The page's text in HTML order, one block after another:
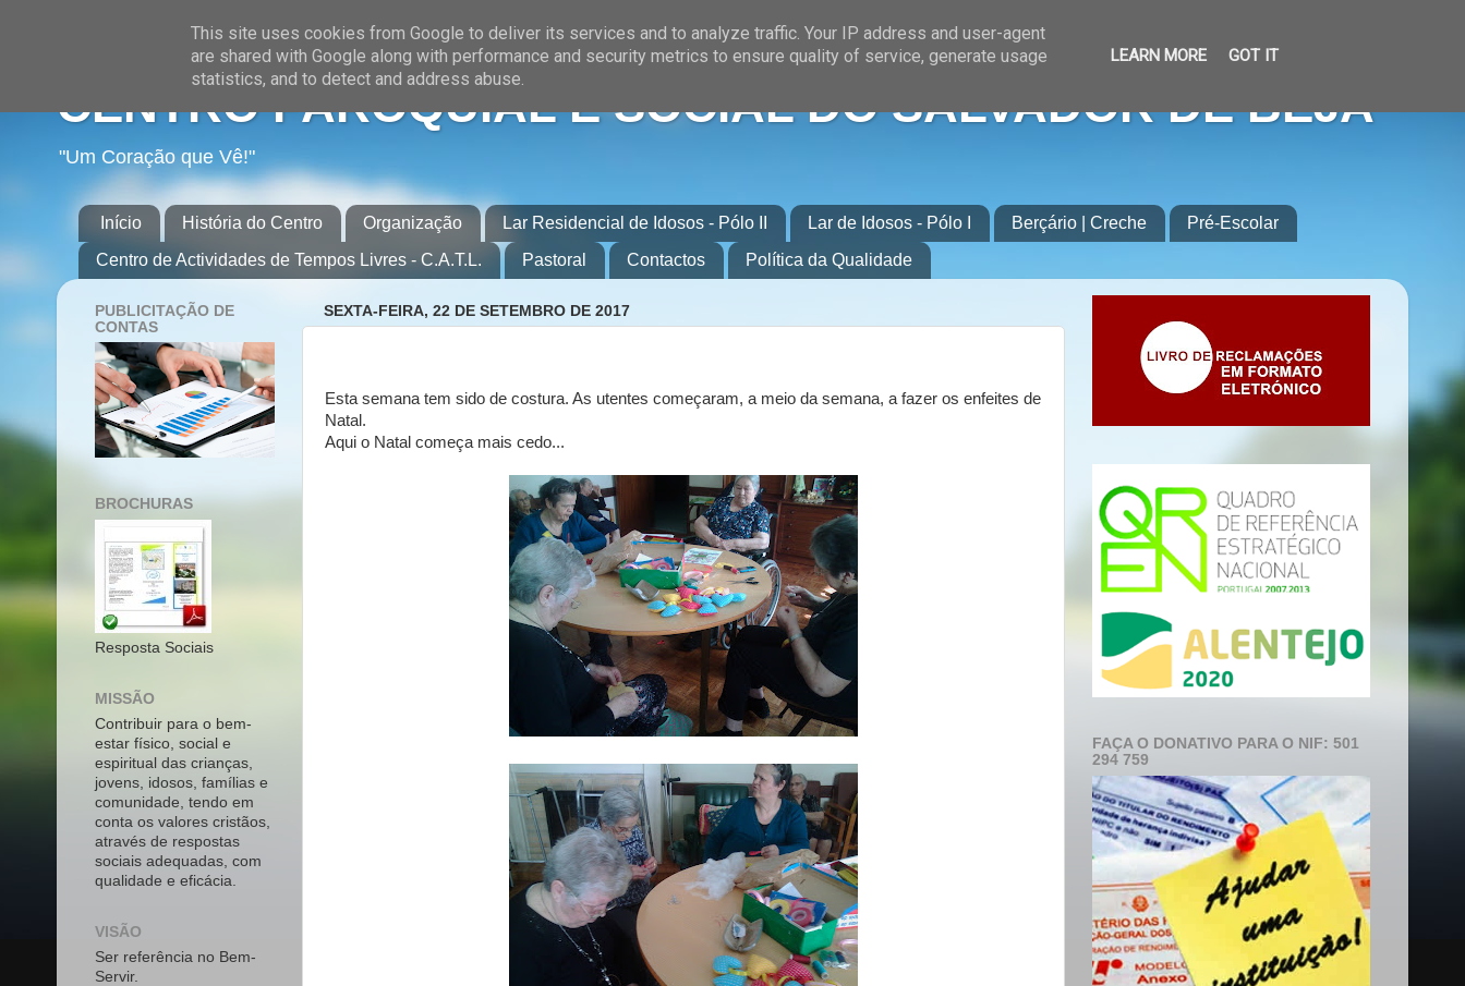
CENTRO PAROQUIAL E SOCIAL DO SALVADOR DE BEJA
"Um Coração que Vê!"
Início História do Centro Organização Lar Residencial de Idosos - Pólo II Lar de Idosos - Pólo I Berçário | Creche
Pré-Escolar
Centro de Actividades de Tempos Livres - C.A.T.L.
Pastoral Contactos Política da Qualidade
SEXTA-FEIRA, 22 DE SETEMBRO DE 2017
Esta semana tem sido de costura. As utentes começaram, a meio da semana, a fazer os enfeites de
Natal.
Aqui o Natal começa mais cedo...
PUBLICITAÇÃO DE
CONTAS
BROCHURAS
Resposta Sociais
MISSÃO
Contribuir para o bem-
estar físico, social e
espiritual das crianças,
jovens, idosos, famílias e
comunidade, tendo em
conta os valores cristãos,
através de respostas
sociais adequadas, com
qualidade e eficácia.
VISÃO
Ser referência no Bem-
Servir.
FAÇA O DONATIVO PARA O NIF: 501
294 759
This site uses cookies from Google to deliver its services and to analyze traffic. Your IP address and user-agent
are shared with Google along with performance and security metrics to ensure quality of service, generate usage
statistics, and to detect and address abuse.
LEARN MORE GOT IT